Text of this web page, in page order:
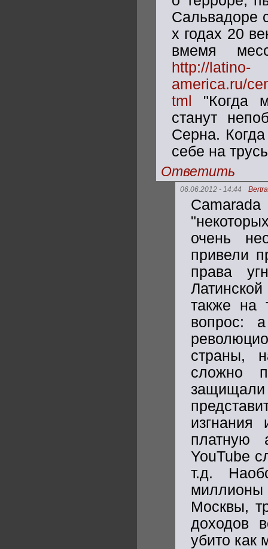
Сальвадоре
х годах 20
вмемя
http://latino-
america.ru/
tml
"Когда
станут
Серна.
себе на
Ответить
06.06.2012 - 14:44
очень
привели
права
также на
вопрос: а
страны,
сложно
платную
YouTube
т.д.
Москвы,
доходов
убито как